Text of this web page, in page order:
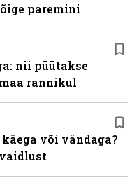
paremini
nii püütakse
rannikul
või vändaga?